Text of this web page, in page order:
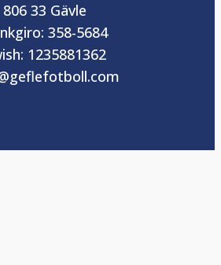
806 33 Gävle
358-5684
1235881362